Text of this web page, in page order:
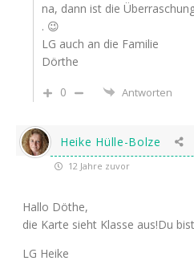
na, dann ist die
. 😉
LG auch an die Familie
Dörthe
0
Antworten
Heike Hülle-Bolze
12 Jahre zuvor
Hallo Döthe,
die Karte sieht Klasse aus!Du
LG Heike